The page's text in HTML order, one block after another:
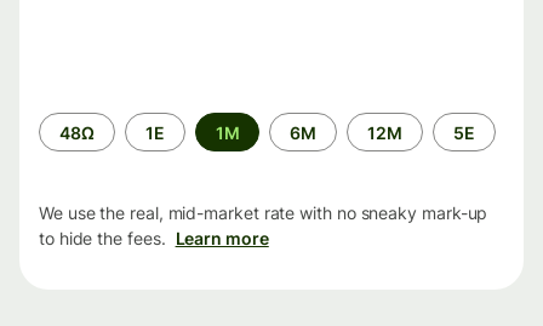
Time
period
48Ω 1Ε 1M 6M 12M 5Ε
We use the real, mid-market rate with no sneaky mark-up
to hide the fees. Learn more